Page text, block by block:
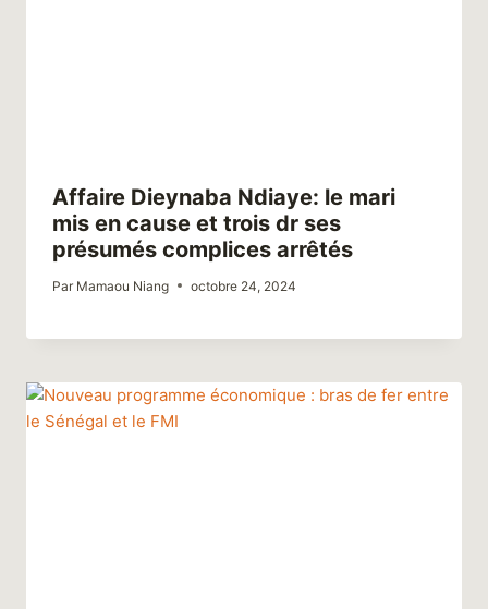
Affaire Dieynaba Ndiaye: le mari
mis en cause et trois dr ses
présumés complices arrêtés
Par Mamaou Niang octobre 24, 2024